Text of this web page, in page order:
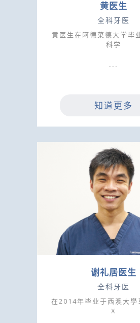
黄医生
全科牙医
黄医生在阿德菜德大学毕
科学
知道更多
谢礼居医生
全科牙医
在2014年毕业于西澳大學
X